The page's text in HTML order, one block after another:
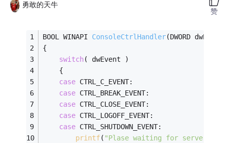
勇敢的天牛
BOOL WINAPI ConsoleCtrlHandler(DWORD dwEvent)
{
switch( dwEvent )
	{
case CTRL_C_EVENT:
case CTRL_BREAK_EVENT:
case CTRL_CLOSE_EVENT:
case CTRL_LOGOFF_EVENT:
case CTRL_SHUTDOWN_EVENT:
printf( "Plase waiting for server
赞